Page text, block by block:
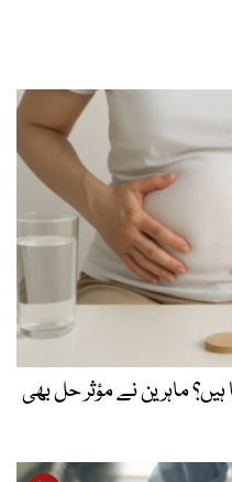
کیا ہیں؟ ماہرین نے مؤثر حل بھی